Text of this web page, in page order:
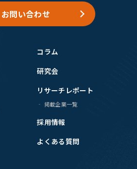
コラム
研究会
リサーチレポート
掲載企業一覧
採用情報
よくある質問
お問い合わせ